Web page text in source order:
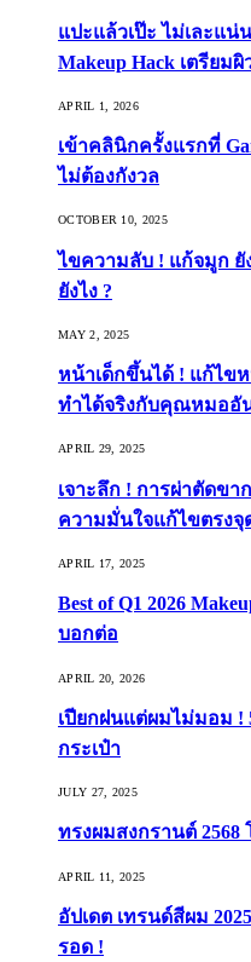
แปะแล้วเป๊ะ ไม่เละแ
Makeup Hack เตรียมผิ
APRIL 1, 2026
เข้าคลินิกครั้งแรกที่
ไม่ต้องกังวล
OCTOBER 10, 2025
ไขความลับ ! แก้จมูก ยั
ยังไง ?
MAY 2, 2025
หน้าเด็กขึ้นได้ ! แก้ไข
ทำได้จริงกับคุณหมออั
APRIL 29, 2025
เจาะลึก ! การผ่าตัดข
ความมั่นใจแก้ไขตรงจุ
APRIL 17, 2025
Best of Q1 2026
บอกต่อ
APRIL 20, 2026
เปียกฝนแต่ผมไม่มอม !
กระเป๋า
JULY 27, 2025
ทรงผมสงกรานต์ 2568
APRIL 11, 2025
อัปเดต เทรนด์สีผม
รอด !